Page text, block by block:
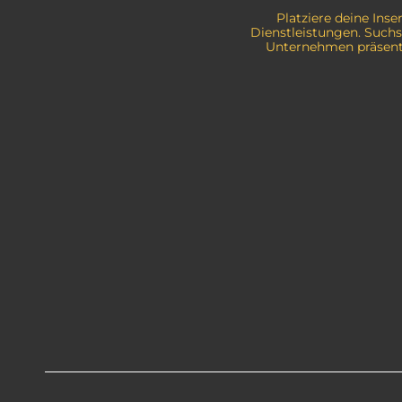
Platziere deine
Dienstleistungen.
Unternehmen